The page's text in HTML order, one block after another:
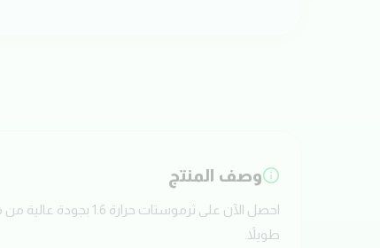
وصف المنتج
طويلاً.